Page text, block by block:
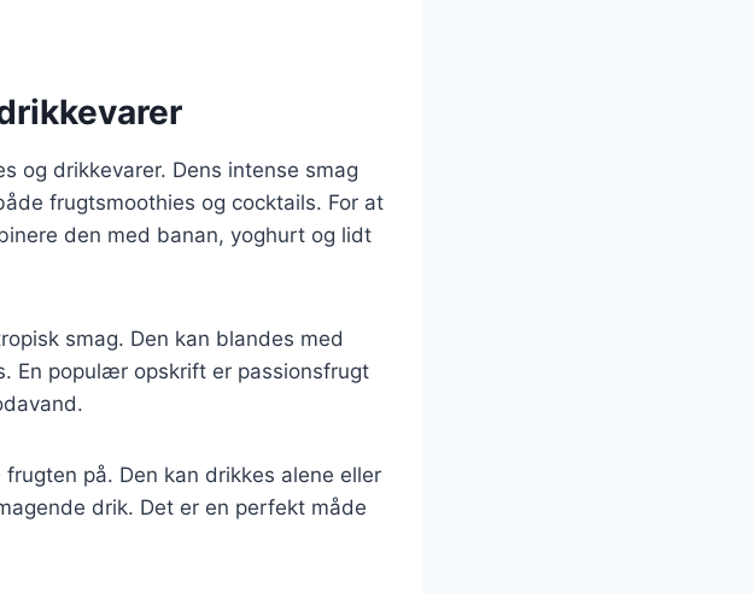
og drikkevarer. Dens intense smag
frugtsmoothies og cocktails. For at
den med banan, yoghurt og lidt
smag. Den kan blandes med
En populær opskrift er passionsfrugt
på. Den kan drikkes alene eller
drik. Det er en perfekt måde